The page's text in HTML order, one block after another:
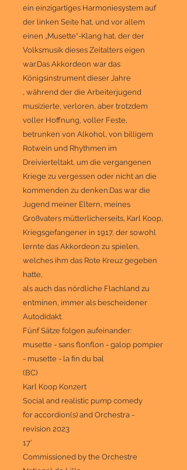
ein einzigartiges Harmoniesystem auf
der linken Seite hat, und vor allem
einen „Musette“-Klang hat, der der
Volksmusik dieses Zeitalters eigen
war.Das Akkordeon war das
Königsinstrument dieser Jahre
, während der die Arbeiterjugend
musizierte, verloren, aber trotzdem
voller Hoffnung, voller Feste,
betrunken von Alkohol, von billigem
Rotwein und Rhythmen im
Dreivierteltakt, um die vergangenen
Kriege zu vergessen oder nicht an die
kommenden zu denken.Das war die
Jugend meiner Eltern, meines
Großvaters mütterlicherseits, Karl Koop,
Kriegsgefangener in 1917, der sowohl
lernte das Akkordeon zu spielen,
welches ihm das Rote Kreuz gegeben
hatte,
als auch das nördliche Flachland zu
entminen, immer als bescheidener
Autodidakt.
Fünf Sätze folgen aufeinander:
musette - sans flonflon - galop pompier
- musette - la fin du bal
(BC)
Karl Koop Konzert
Social and realistic pump comedy
for accordion(s) and Orchestra -
revision 2023
17’
Commissioned by the Orchestre